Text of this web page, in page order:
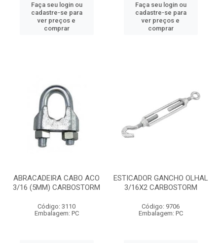
Faça seu login ou
cadastre-se para
ver preços e
comprar
Faça seu login ou
cadastre-se para
ver preços e
comprar
ABRACADEIRA CABO ACO
3/16 (5MM) CARBOSTORM
Código: 3110
Embalagem: PC
ESTICADOR GANCHO OLHAL
3/16X2 CARBOSTORM
Código: 9706
Embalagem: PC